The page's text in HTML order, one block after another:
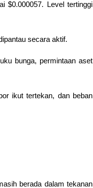
$0.000057. Level tertinggi
secara aktif.
bunga, permintaan aset
ikut tertekan, dan beban
berada dalam tekanan